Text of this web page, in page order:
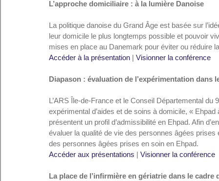
L’approche domiciliaire : à la lumière Danoise
La politique danoise du Grand Âge est basée sur
leur domicile le plus longtemps possible et pouvoir
mises en place au Danemark pour éviter ou réduire
Accéder à la présentation | Visionner la conférence
Diapason : évaluation de l’expérimentation dans
L’ARS Île-de-France et le Conseil Départemental
expérimental d’aides et de soins à domicile, «
présentent un profil d’admissibilité en Ehpad. Afin
évaluer la qualité de vie des personnes âgées
des personnes âgées prises en soin en Ehpad.
Accéder aux présentations | Visionner la conférence
La place de l’infirmière en gériatrie dans le cadre